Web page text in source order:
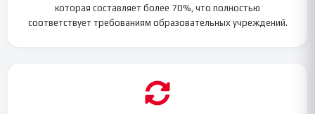
которая составляет более 70%, что полностью
соответствует требованиям образовательных учреждений.